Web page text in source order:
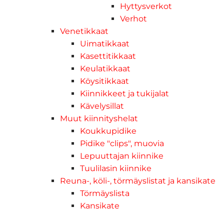
Hyttysverkot
Verhot
Venetikkaat
Uimatikkaat
Kasettitikkaat
Keulatikkaat
Köysitikkaat
Kiinnikkeet ja tukijalat
Kävelysillat
Muut kiinnityshelat
Koukkupidike
Pidike "clips", muovia
Lepuuttajan kiinnike
Tuulilasin kiinnike
Reuna-, köli-, törmäyslistat ja kansikate
Törmäyslista
Kansikate